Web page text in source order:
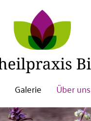
Galerie Über uns